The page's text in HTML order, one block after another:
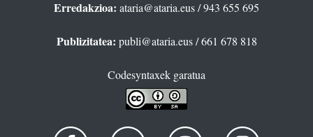
Erredakzioa: ataria@ataria.eus/ 943 655 695
Publizitatea: publi@ataria.eus/ 661 678 818
Codesyntaxek garatua